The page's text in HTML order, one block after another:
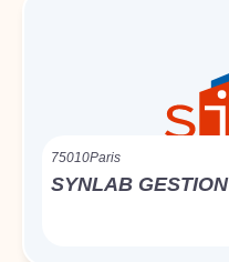
75010Paris
SYNLAB GESTION